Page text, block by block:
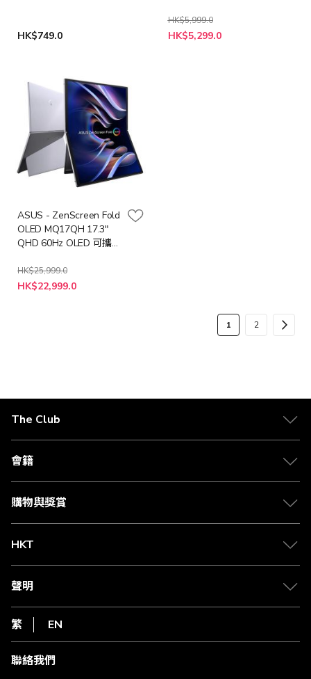
HK$749.0
HK$5,999.0
特
殊
HK$5,299.0
ASUS - ZenScreen Fold
OLED MQ17QH 17.3"
QHD 60Hz OLED 可攜
AM17QH+LB-MON)
HK$25,999.0
特
殊
HK$22,999.0
頁
您
1
頁
2
The Club
關於 The Club
合作夥伴
媒體中心
會籍
會籍及專屬禮遇
賺取積分
購物與獎賞
物流與配送
Club Shopping 商品領取站
常見問題
HKT
csl.
1010
HKT
聲明
私隱聲明
使用條款
條款及細則
不歧視及不騷擾聲明
繁 EN
聯絡我們